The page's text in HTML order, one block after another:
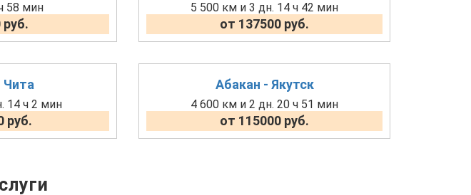
58 мин
руб.
5 500 км и 3 дн. 14 ч 42 мин
от 137500 руб.
Чита
14 ч 2 мин
руб.
Абакан - Якутск
4 600 км и 2 дн. 20 ч 51 мин
от 115000 руб.